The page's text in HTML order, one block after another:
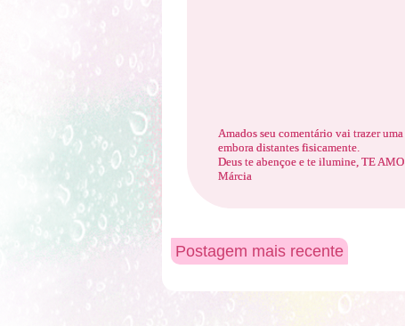
Amados seu comentário vai trazer
embora distantes fisicamente.
Deus te abençoe e te ilumine, TE
Márcia
Postagem mais recente